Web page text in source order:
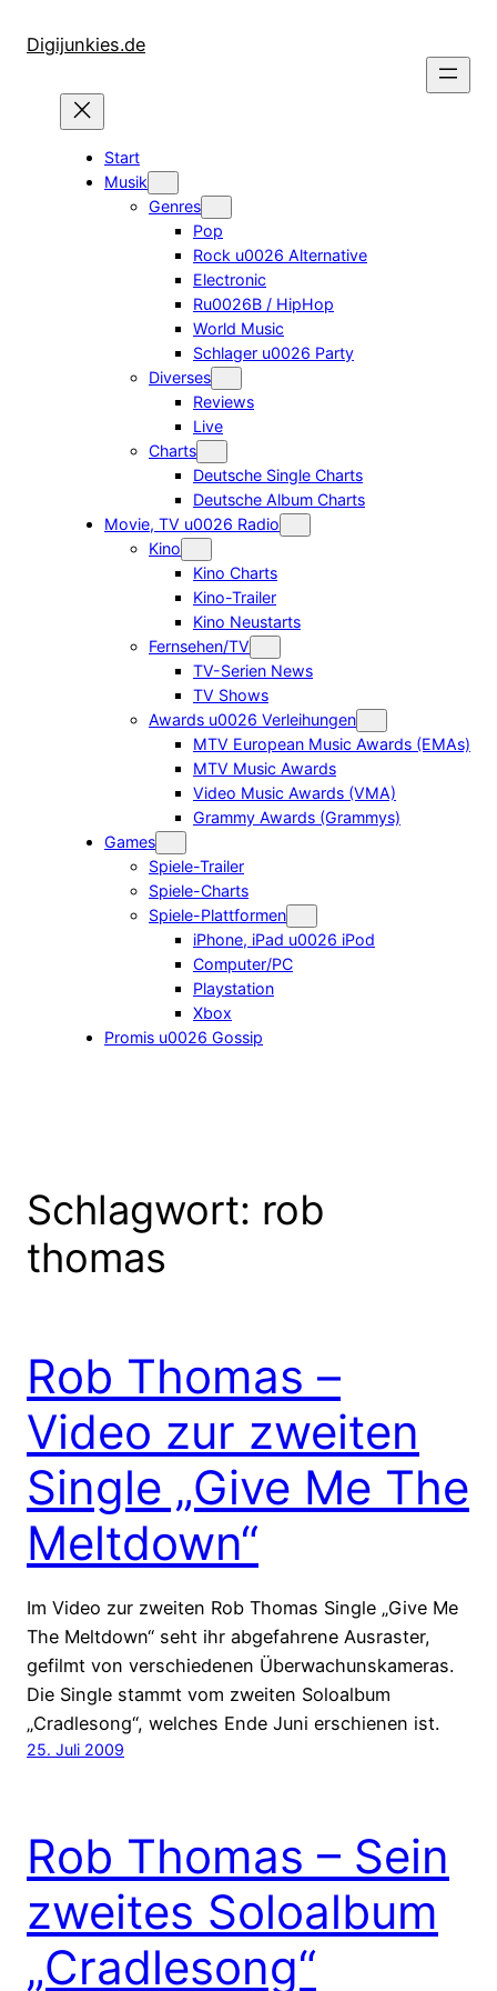
InhaltDigijunkies.de
Start
Musik
Genres
Pop
Rock u0026 Alternative
Electronic
Ru0026B / HipHop
World Music
Schlager u0026 Party
Diverses
Reviews
Live
Charts
Deutsche Single Charts
Deutsche Album Charts
Movie, TV u0026 Radio
Kino
Kino Charts
Kino-Trailer
Kino Neustarts
Fernsehen/TV
TV-Serien News
TV Shows
Awards u0026 Verleihungen
MTV European Music Awards (EMAs)
MTV Music Awards
Video Music Awards (VMA)
Grammy Awards (Grammys)
Games
Spiele-Trailer
Spiele-Charts
Spiele-Plattformen
iPhone, iPad u0026 iPod
Computer/PC
Playstation
Xbox
Promis u0026 Gossip
Schlagwort: rob
thomas
Rob Thomas –
Video zur zweiten
Single „Give Me The
Meltdown“
Im Video zur zweiten Rob Thomas Single „Give Me
The Meltdown“ seht ihr abgefahrene Ausraster,
gefilmt von verschiedenen Überwachunskameras.
Die Single stammt vom zweiten Soloalbum
„Cradlesong“, welches Ende Juni erschienen ist.
25. Juli 2009
Rob Thomas – Sein
zweites Soloalbum
„Cradlesong“